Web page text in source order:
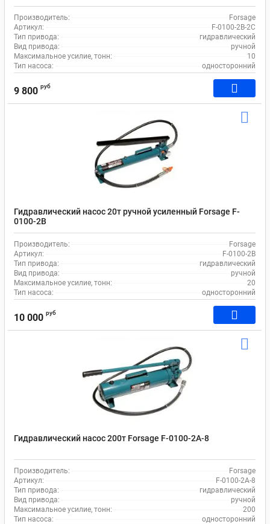
Производитель:
Forsage
Артикул:
F-0100-2B-2C
Тип привода:
гидравлический
Вид привода:
ручной
Максимальное усилие, тонн:
10
Тип насоса:
односторонний
9 800 руб
Гидравлический насос 20т ручной усиленный Forsage F-
0100-2B
Производитель:
Forsage
Артикул:
F-0100-2B
Тип привода:
гидравлический
Вид привода:
ручной
Максимальное усилие, тонн:
20
Тип насоса:
односторонний
10 000 руб
Гидравлический насос 200т Forsage F-0100-2A-8
Производитель:
Forsage
Артикул:
F-0100-2A-8
Тип привода:
гидравлический
Вид привода:
ручной
Максимальное усилие, тонн:
200
Тип насоса:
односторонний